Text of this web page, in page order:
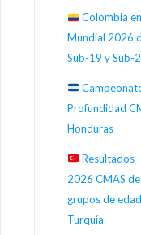
Colombia
Mundial 2026
Sub-19 y Sub-
Profundidad
Honduras
Resultados
2026 CMAS
grupos de
Turquía